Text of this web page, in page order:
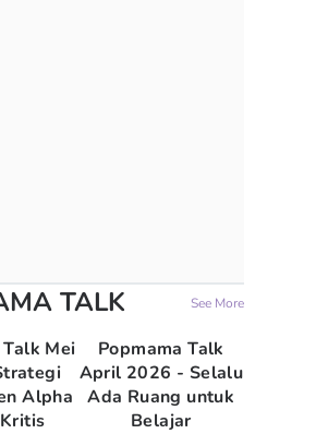
TALK See More
Mei
Alpha
Popmama Talk
April 2026 - Selalu
Ada Ruang untuk
Belajar